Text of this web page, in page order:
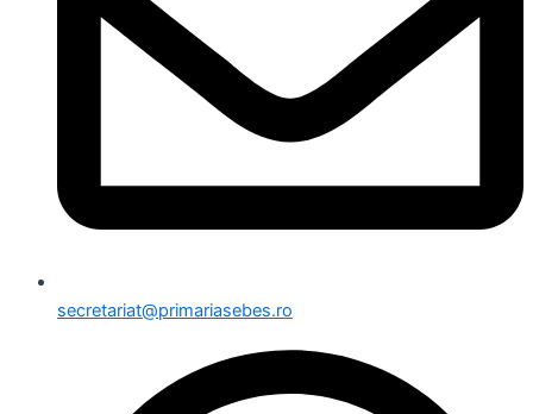
secretariat@primariasebes.ro